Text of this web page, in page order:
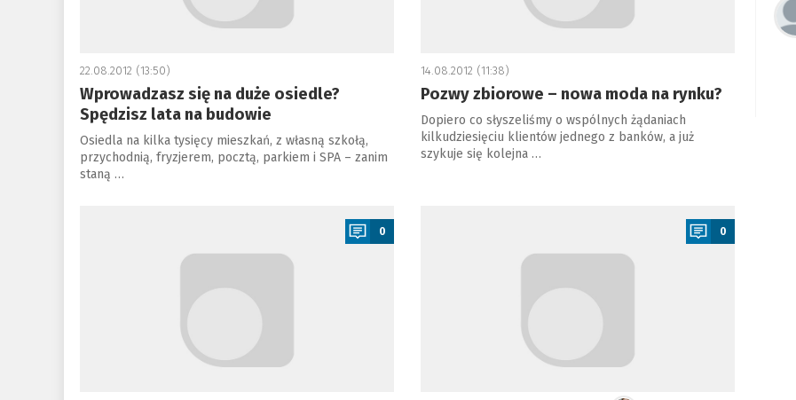
22.08.2012 (13:50)
Wprowadzasz się na duże osiedle?
Spędzisz lata na budowie
Osiedla na kilka tysięcy mieszkań, z własną szkołą,
przychodnią, fryzjerem, pocztą, parkiem i SPA – zanim
staną …
14.08.2012 (11:38)
Pozwy zbiorowe – nowa moda na rynku?
Dopiero co słyszeliśmy o wspólnych żądaniach
kilkudziesięciu klientów jednego z banków, a już
szykuje się kolejna …
0 0